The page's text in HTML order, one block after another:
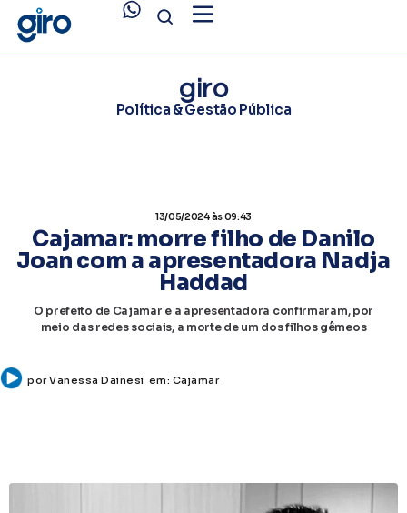
giro
Política & Gestão Pública
13/05/2024às 09:43
Cajamar: morre filho de Danilo
Joan com a apresentadora Nadja
Haddad
O prefeito de Cajamar e a apresentadora confirmaram, por
meio das redes sociais, a morte de um dos filhos gêmeos
porVanessa Dainesi em: Cajamar